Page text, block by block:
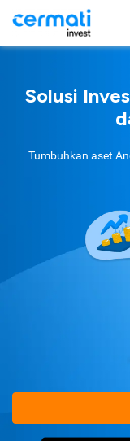
Solusi
Tumbuhkan aset